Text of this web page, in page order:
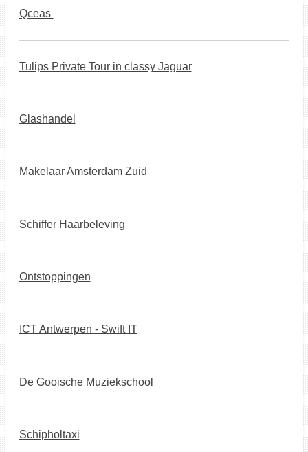
Qceas
Tulips Private Tour in classy Jaguar
Glashandel
Makelaar Amsterdam Zuid
Schiffer Haarbeleving
Ontstoppingen
ICT Antwerpen - Swift IT
De Gooische Muziekschool
Schipholtaxi